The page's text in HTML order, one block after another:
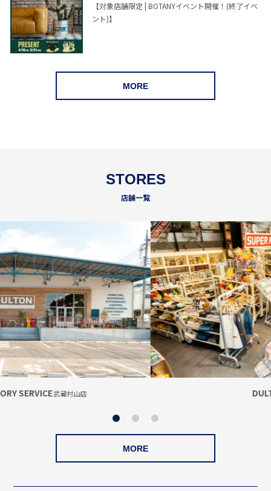
【対象店舗限定 | BOTANYイベント開催！(終了イベ
ント)】
MORE
STORES
店舗一覧
MORE